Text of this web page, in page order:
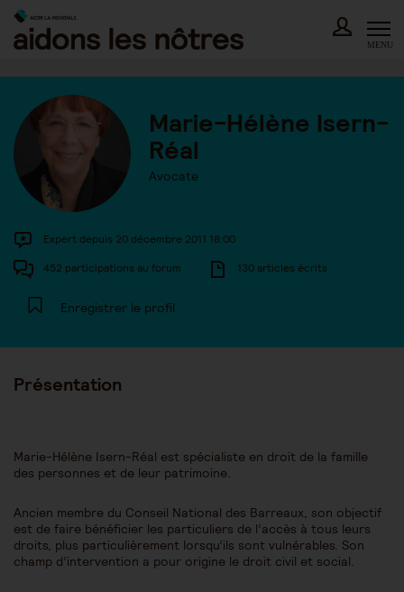
Skip
content
MENU
Marie-Hélène Isern-
Réal
Avocate
Expert depuis 20 décembre 2011 18:00
452 participations au forum 130 articles écrits
Enregistrer le profil
Présentation
Marie-Hélène Isern-Réal est spécialiste en droit de la famille
des personnes et de leur patrimoine.
Ancien membre du Conseil National des Barreaux, son objectif
est de faire bénéficier les particuliers de l’accès à tous leurs
droits, plus particulièrement lorsqu’ils sont vulnérables. Son
champ d’intervention a pour origine le droit civil et social.